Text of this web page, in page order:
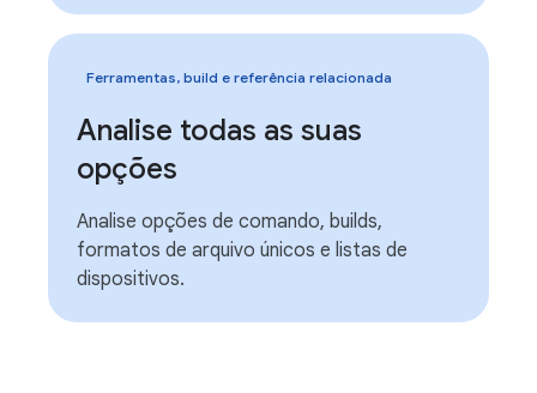
Ferramentas, build e referência relacionada
Analise todas as suas
opções
Analise opções de comando, builds,
formatos de arquivo únicos e listas de
dispositivos.